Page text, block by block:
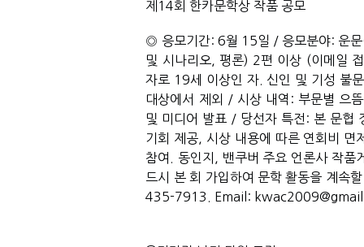
제14회 한카문학상 작품 공모
◎ 응모기간: 6월 15일 / 응모분야: 운
및 시나리오, 평론) 2편 이상 (이메일
자로 19세 이상인 자. 신인 및 기성 불
대상에서 제외 / 시상 내역: 부문별 으
및 미디어 발표 / 당선자 특전: 본 문협
기회 제공, 시상 내용에 따른 연회비
참여. 동인지, 밴쿠버 주요 언론사 작품
드시 본 회 가입하여 문학 활동을 계속
435-7913. Email: